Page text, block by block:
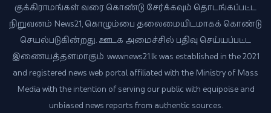
குக்கிராமங்கள் வரை கொண்டு சேர்க்கவும் தொடங்கப்பட்ட
நிறுவனம் News21, கொழும்பை தலைமையிடமாகக் கொண்டு
செயல்படுகின்றது. ஊடக அமைச்சில் பதிவு செய்யப்பட்ட
இணையத்தளமாகும். www.news21.lk was established in the 2021
and registered news web portal affiliated with the Ministry of Mass
Media with the intention of serving our public with equipoise and
unbiased news reports from authentic sources.